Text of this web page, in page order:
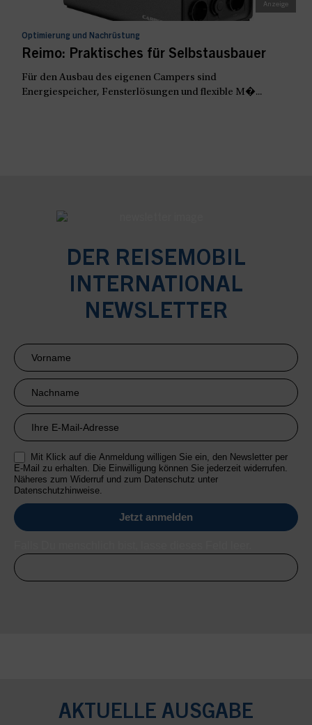
Optimierung und Nachrüstung
Reimo: Praktisches für Selbstausbauer
Für den Ausbau des eigenen Campers sind
Energiespeicher, Fensterlösungen und flexible M�...
DER REISEMOBIL
INTERNATIONAL
NEWSLETTER
Newsletter
Anmeldung
RMI
Mit Klick auf die Anmeldung willigen Sie ein, den Newsletter per
E-Mail zu erhalten. Die Einwilligung können Sie jederzeit widerrufen.
Näheres zum Widerruf und zum Datenschutz unter
Datenschutzhinweise.
AKTUELLE AUSGABE